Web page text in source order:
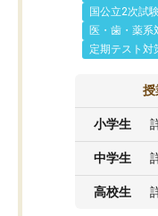
国公立2次試
医・歯・薬系
定期テスト対
授
小学生
中学生
高校生